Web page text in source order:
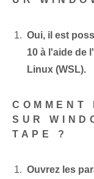
Oui, il est
10 à l'aide de
Linux (WSL).
COMMENT
SUR
TAPE ?
Ouvrez les